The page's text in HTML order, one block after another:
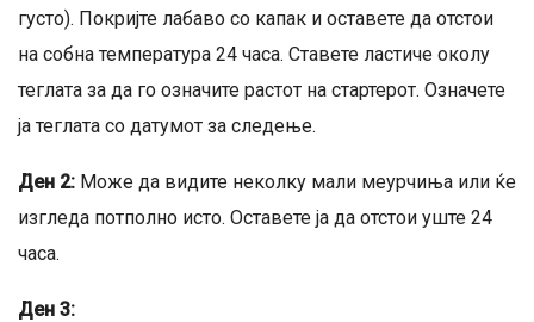
густо). Покријте лабаво со капак и оставете да отстои
на собна температура 24 часа. Ставете ластиче околу
теглата за да го означите растот на стартерот. Означете
ја теглата со датумот за следење.
Ден 2: Може да видите неколку мали меурчиња или ќе
изгледа потполно исто. Оставете ја да отстои уште 24
часа.
Ден 3: